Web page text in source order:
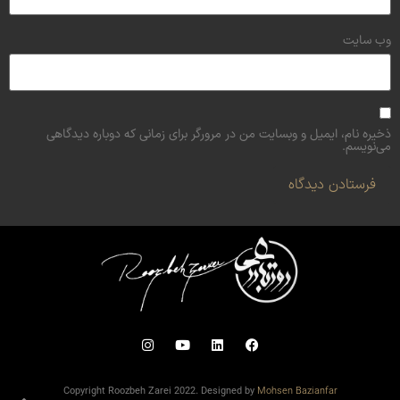
وب‌ سایت
ذخیره نام، ایمیل و وبسایت من در مرورگر برای زمانی که دوباره دیدگاهی
می‌نویسم.
Copyright Roozbeh Zarei 2022. Designed by Mohsen Bazianfar